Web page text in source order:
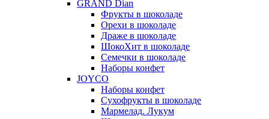
GRAND Dian
Фрукты в шоколаде
Орехи в шоколаде
Драже в шоколаде
ШокоХит в шоколаде
Семечки в шоколаде
Наборы конфет
JOYCO
Наборы конфет
Сухофрукты в шоколаде
Мармелад. Лукум